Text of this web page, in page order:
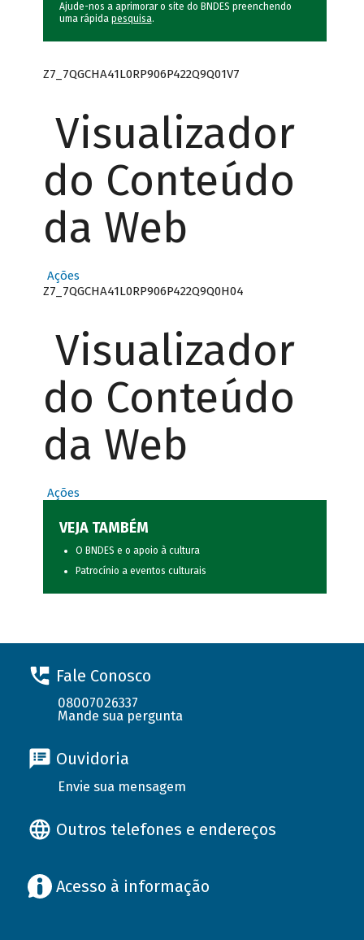
Ajude-nos a aprimorar o site do BNDES preenchendo
uma rápida pesquisa.
Z7_7QGCHA41L0RP906P422Q9Q01V7
Visualizador
do Conteúdo
da Web
Ações
Z7_7QGCHA41L0RP906P422Q9Q0H04
Visualizador
do Conteúdo
da Web
Ações
VEJA TAMBÉM
O BNDES e o apoio à cultura
Patrocínio a eventos culturais
Fale Conosco
08007026337
Mande sua pergunta
Ouvidoria
Envie sua mensagem
Outros telefones e endereços
Acesso à informação